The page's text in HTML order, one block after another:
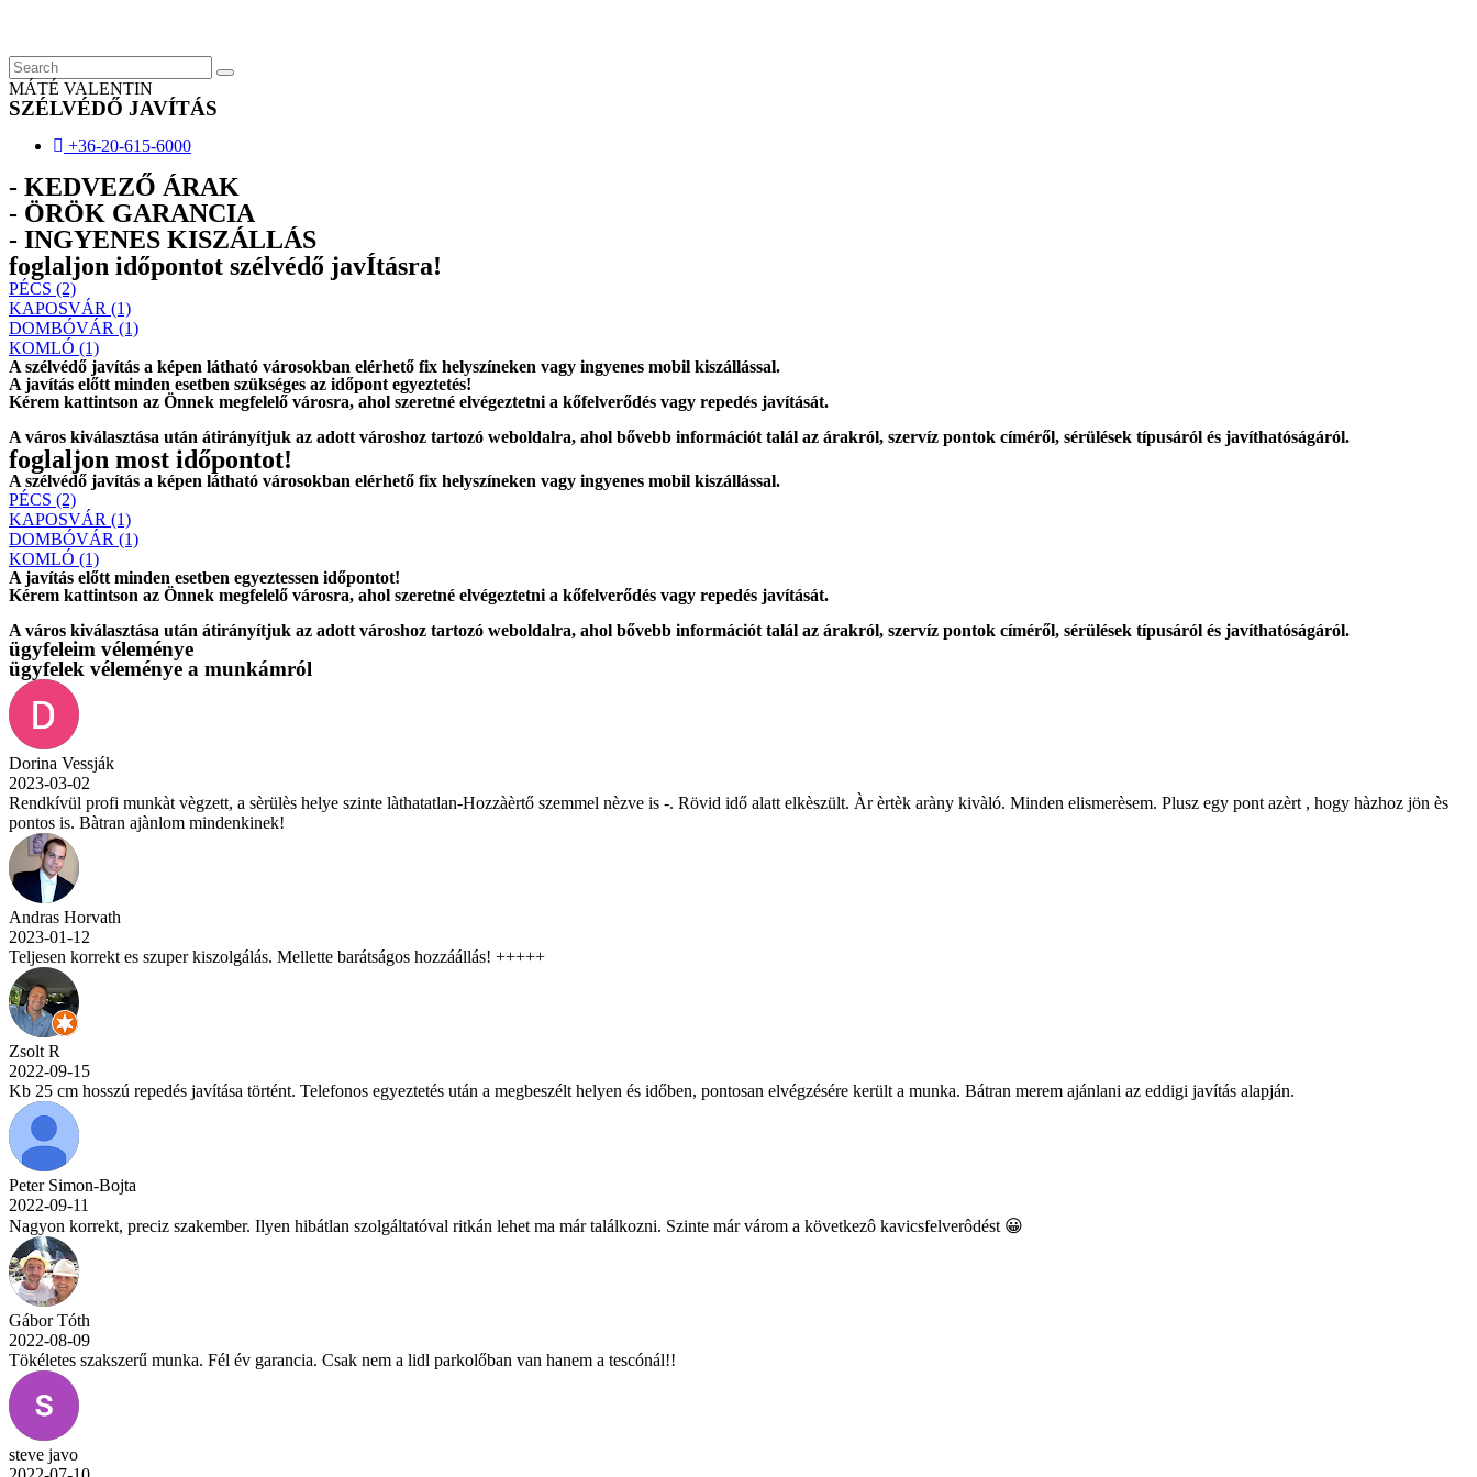
content
MÁTÉ VALENTIN
SZÉLVÉDŐ JAVÍTÁS
+36-20-615-6000
- KEDVEZŐ ÁRAK
- ÖRÖK GARANCIA
- INGYENES KISZÁLLÁS
foglaljon időpontot szélvédő javÍtásra!
PÉCS (2)
KAPOSVÁR (1)
DOMBÓVÁR (1)
KOMLÓ (1)
A szélvédő javítás a képen látható városokban elérhető fix helyszíneken vagy ingyenes mobil kiszállással.
A javítás előtt minden esetben szükséges az időpont egyeztetés!
Kérem kattintson az Önnek megfelelő városra, ahol szeretné elvégeztetni a kőfelverődés vagy repedés javítását.
A város kiválasztása után átirányítjuk az adott városhoz tartozó weboldalra, ahol bővebb információt talál az árakról, szervíz pontok címéről, sérülések típusáról és javíthatóságáról.
foglaljon most időpontot!
A szélvédő javítás a képen látható városokban elérhető fix helyszíneken vagy ingyenes mobil kiszállással.
PÉCS (2)
KAPOSVÁR (1)
DOMBÓVÁR (1)
KOMLÓ (1)
A javítás előtt minden esetben egyeztessen időpontot!
Kérem kattintson az Önnek megfelelő városra, ahol szeretné elvégeztetni a kőfelverődés vagy repedés javítását.
A város kiválasztása után átirányítjuk az adott városhoz tartozó weboldalra, ahol bővebb információt talál az árakról, szervíz pontok címéről, sérülések típusáról és javíthatóságáról.
ügyfeleim véleménye
ügyfelek véleménye a munkámról
Dorina Vessják
2023-03-02
Rendkívül profi munkàt vègzett, a sèrülès helye szinte làthatatlan-Hozzàèrtő szemmel nèzve is -. Rövid idő alatt elkèszült. Àr èrtèk aràny kivàló. Minden elismerèsem. Plusz egy pont azèrt , hogy hàzhoz jön ès
pontos is. Bàtran ajànlom mindenkinek!
Andras Horvath
2023-01-12
Teljesen korrekt es szuper kiszolgálás. Mellette barátságos hozzáállás! +++++
Zsolt R
2022-09-15
Kb 25 cm hosszú repedés javítása történt. Telefonos egyeztetés után a megbeszélt helyen és időben, pontosan elvégzésére került a munka. Bátran merem ajánlani az eddigi javítás alapján.
Peter Simon-Bojta
2022-09-11
Nagyon korrekt, preciz szakember. Ilyen hibátlan szolgáltatóval ritkán lehet ma már találkozni. Szinte már várom a következô kavicsfelverôdést 😀
Gábor Tóth
2022-08-09
Tökéletes szakszerű munka. Fél év garancia. Csak nem a lidl parkolőban van hanem a tescónál!!
steve javo